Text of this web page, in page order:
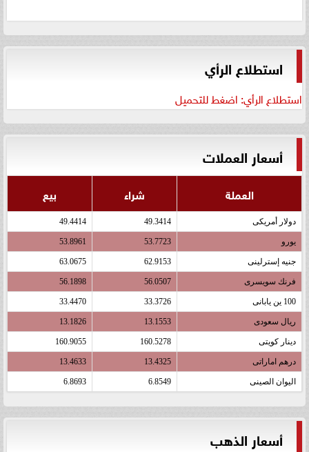
استطلاع الرأي
استطلاع الرأي: اضغط للتحميل
أسعار العملات
العملة شراء بيع
دولار أمريكى 49.3414
49.4414
يورو 53.7723
53.8961
جنيه إسترلينى 62.9153
63.0675
فرنك سويسرى 56.0507
56.1898
100 ين يابانى 33.3726
33.4470
ريال سعودى 13.1553
13.1826
دينار كويتى 160.5278
160.9055
درهم اماراتى 13.4325
13.4633
اليوان الصينى 6.8549
6.8693
أسعار الذهب